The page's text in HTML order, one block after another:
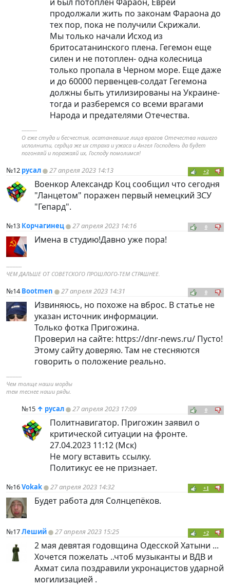
продолжали жить по законам Фараона до
тех пор, пока не получили Скрижали.
Мы только начали Исход из
бритосатанинского плена. Гегемон еще
силен и не потоплен- одна колесница
только пропала в Черном море. Еще даже
и до 60000 первенцев-солдат Гегемона
должны быть утилизированы на Украине-
тогда и разберемся со всеми врагами
Народа и предателями Отечества.
----------
О еже студа и бесчестия, осатаневшие лица врагов Отечества нашего
исполнити, сердца же их страха и ужаса и Ангел Господень да будет
погоняяй и поражаяй их, Господу помолимся!
№12 русал 27 апреля 2023 14:13 +2
Военкор Александр Коц сообщил что сегодня
"Ланцетом" поражен первый немецкий ЗСУ
"Гепард".
№13 Корчагинец 27 апреля 2023 14:16 0
Имена в студию!Давно уже пора!
----------
ЧЕМ ДАЛЬШЕ ОТ СОВЕТСКОГО ПРОШЛОГО-ТЕМ СТРАШНЕЕ.
№14Bootmen 27 апреля 2023 14:31 0
Извиняюсь, но похоже на вброс. В статье не
указан источник информации.
Только фотка Пригожина.
Проверил на сайте: https://dnr-news.ru/ Пусто!
Этому сайту доверяю. Там не стесняются
говорить о положение реально.
----------
Чем толще наши морды
тем теснее наши ряды.
№15 ↑ русал 27 апреля 2023 17:09 0
Политнавигатор. Пригожин заявил о
критической ситуации на фронте.
27.04.2023 11:12 (Мск)
Не могу вставить ссылку.
Политикус ее не признает.
№16Vokak 27 апреля 2023 14:32 +1
Будет работа для Солнцепёков.
№17Леший 27 апреля 2023 15:25 +2
2 мая девятая годовщина Одесской Хатыни ...
Хочется пожелать ..чтоб музыканты и ВДВ и
Ахмат сила поздравили укронацистов ударной
могилизацией .